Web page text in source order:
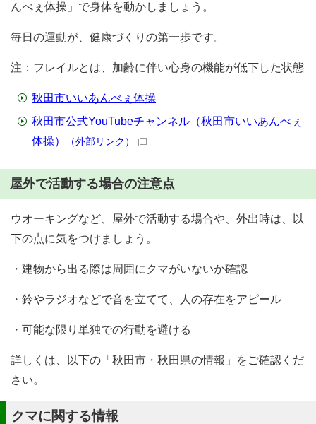
んべぇ体操」で身体を動かしましょう。
毎日の運動が、健康づくりの第一歩です。
注：フレイルとは、加齢に伴い心身の機能が低下した状態
秋田市いいあんべぇ体操
秋田市公式YouTubeチャンネル（秋田市いいあんべぇ
体操）
（外部リンク）
屋外で活動する場合の注意点
ウオーキングなど、屋外で活動する場合や、外出時は、以
下の点に気をつけましょう。
・建物から出る際は周囲にクマがいないか確認
・鈴やラジオなどで音を立てて、人の存在をアピール
・可能な限り単独での行動を避ける
詳しくは、以下の「秋田市・秋田県の情報」をご確認くだ
さい。
クマに関する情報